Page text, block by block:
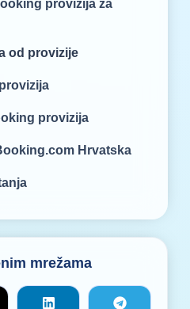
provizija za
od provizije
provizija
Hrvatska
mrežama